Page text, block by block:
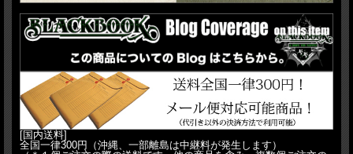
[国内送料]
全国一律300円（沖縄、一部離島は中継料が発生します）